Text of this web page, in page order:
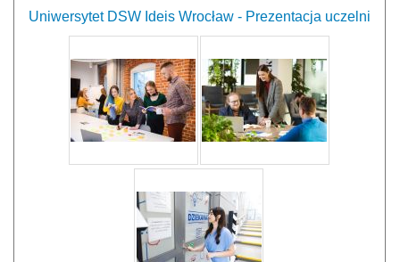
Uniwersytet DSW Ideis Wrocław - Prezentacja uczelni